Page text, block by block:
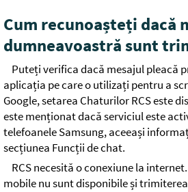
Cum recunoașteți dacă
dumneavoastră sunt
Puteți verifica dacă mesajul pleacă
aplicația pe care o utilizați pentru a
Google, setarea Chaturilor RCS este
este menționat dacă serviciul este
telefoanele Samsung, aceeași
secțiunea Funcții de chat.
RCS necesită o conexiune la
mobile nu sunt disponibile și